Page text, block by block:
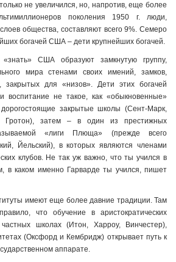
не увеличился, но, напротив, еще более
поколения 1950 г. люди,
общества, составляют всего 9%. Семеро
богачей США – дети крупнейших богачей.
США образуют замкнутую группу,
мира стенами своих имений, замков,
закрытых для «низов». Дети этих богачей
воспитание не такое, как «обыкновенные»
закрытые школы (Сент-Марк,
Гротон), затем – в один из престижных
«лиги Плюща» (прежде всего
Йельский), в которых являются членами
клубов. Не так уж важно, что ты учился в
в каком именно Гарварде ты учился, пишет
имеют еще более давние традиции. Там
что обучение в аристократических
школах (Итон, Харроу, Винчестер),
(Оксфорд и Кембридж) открывает путь к
аппарате.